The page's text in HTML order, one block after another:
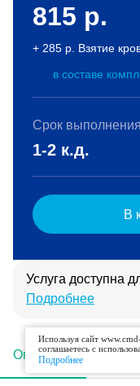
Описание
815 р.
+ 285 р. Взятие
в составе
Срок
1-2 к.д.
В
Услуга доступна
Подробнее
Используя сайт
соглашаетесь с
Подробнее